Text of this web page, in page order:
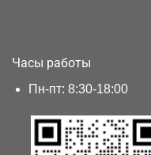
Часы работы
Пн-пт: 8:30-18:00